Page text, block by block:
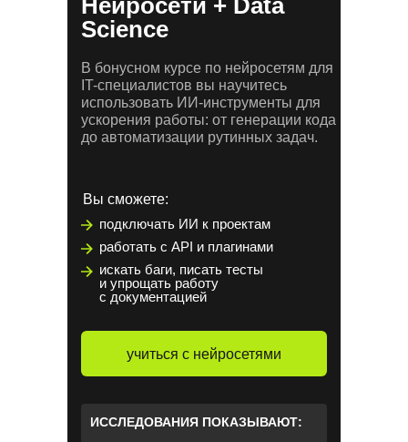
Нейросети + Data
Science
В бонусном курсе по нейросетям для
IT-специалистов вы научитесь
использовать ИИ-инструменты для
ускорения работы: от генерации кода
до автоматизации рутинных задач.
учиться с нейросетями
ИССЛЕДОВАНИЯ ПОКАЗЫВАЮТ:
Вы сможете:
подключать ИИ к проектам
работать с API и плагинами
искать баги, писать тесты
и упрощать работу
с документацией